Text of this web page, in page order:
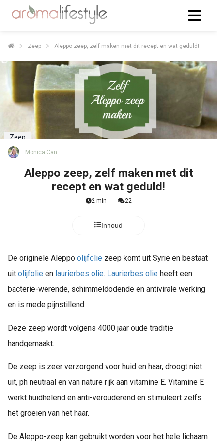
Zeep Aleppo zeep, zelf maken met dit recept en wat geduld!
Zeep
Monica Can
Aleppo zeep, zelf maken met dit
recept en wat geduld!
2 min 22
Inhoud
De originele Aleppo olijfolie zeep komt uit Syrië en bestaat
uit olijfolie en laurierbes olie. Laurierbes olie heeft een
bacterie-werende, schimmeldodende en antivirale werking
en is mede pijnstillend.
Deze zeep wordt volgens 4000 jaar oude traditie
handgemaakt.
De zeep is zeer verzorgend voor huid en haar, droogt niet
uit, ph neutraal en van nature rijk aan vitamine E. Vitamine E
werkt huidhelend en anti-verouderend en stimuleert zelfs
het groeien van het haar.
De Aleppo-zeep kan gebruikt worden voor het hele lichaam